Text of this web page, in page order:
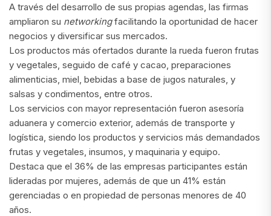
A través del desarrollo de sus propias agendas, las firmas
ampliaron su networkingfacilitando la oportunidad de hacer
negocios y diversificar sus mercados.
Los productos más ofertados durante la rueda fueron frutas
y vegetales, seguido de café y cacao, preparaciones
alimenticias, miel, bebidas a base de jugos naturales, y
salsas y condimentos, entre otros.
Los servicios con mayor representación fueron asesoría
aduanera y comercio exterior, además de transporte y
logística, siendo los productos y servicios más demandados
frutas y vegetales, insumos, y maquinaria y equipo.
Destaca que el 36% de las empresas participantes están
lideradas por mujeres, además de que un 41% están
gerenciadas o en propiedad de personas menores de 40
años.